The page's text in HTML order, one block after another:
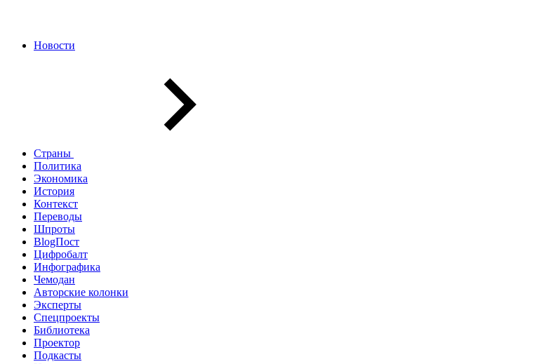
Новости
Страны
Политика
Экономика
История
Контекст
Переводы
Шпроты
BlogПост
Цифробалт
Инфографика
Чемодан
Авторские колонки
Эксперты
Спецпроекты
Библиотека
Проектор
Подкасты